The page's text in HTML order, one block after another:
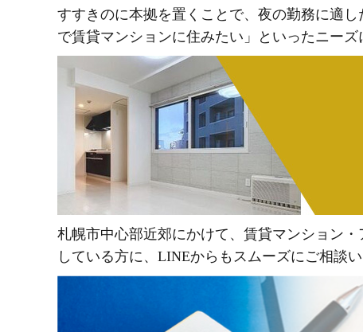
すすきのに本拠を置くことで、夜の勤務に適
で賃貸マンションに住みたい」といったニー
札幌市中心部近郊にかけて、賃貸マンション
している方に、LINEからもスムーズにご相談い